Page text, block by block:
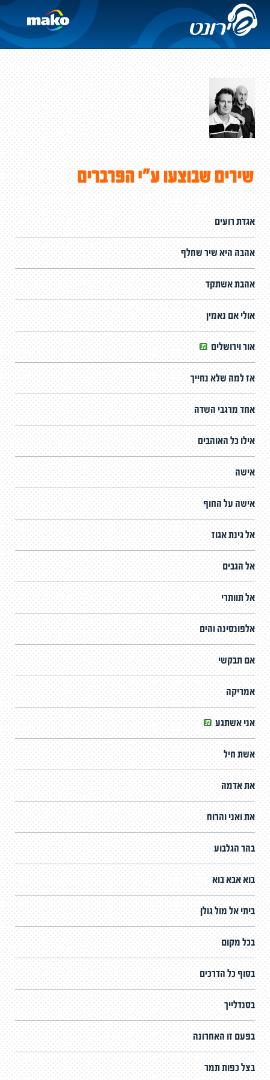
שירים שבוצעו ע"י הפרברים
אגדת רועים
אהבה היא שיר שחלף
אהבת אשתקד
אולי אם נאמין
אור וירושלים
אז למה שלא נחייך
אחד מרגבי השדה
אילו כל האוהבים
אישה
אישה על החוף
אל גינת אגוז
אל הגבים
אל תוותרי
אלפונסינה והים
אם תבקשי
אמריקה
אני אשתגע
אשת חיל
את אדמה
את ואני והרוח
בהר הגלבוע
בוא אבא בוא
ביתי אל מול גולן
בכל מקום
בסוף כל הדרכים
בסנדלייך
בפעם זו האחרונה
בצל כפות תמר